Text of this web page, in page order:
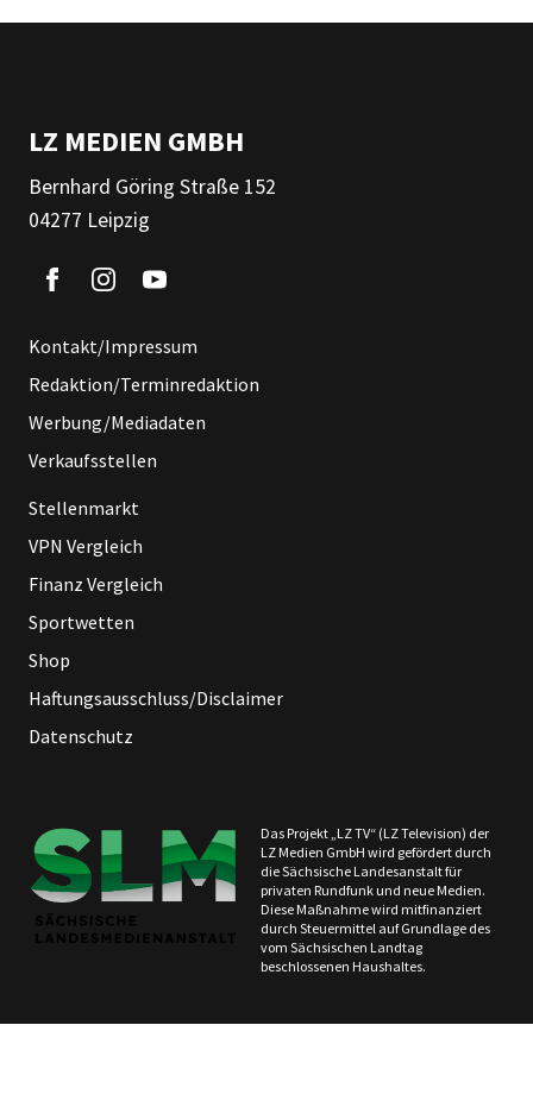
LZ MEDIEN GMBH
Bernhard Göring Straße 152
04277 Leipzig
Kontakt/Impressum
Redaktion/Terminredaktion
Werbung/Mediadaten
Verkaufsstellen
Stellenmarkt
VPN Vergleich
Finanz Vergleich
Sportwetten
Shop
Haftungsausschluss/Disclaimer
Datenschutz
Das Projekt „LZ TV“ (LZ Television) der
LZ Medien GmbH wird gefördert durch
die Sächsische Landesanstalt für
privaten Rundfunk und neue Medien.
Diese Maßnahme wird mitfinanziert
durch Steuermittel auf Grundlage des
vom Sächsischen Landtag
beschlossenen Haushaltes.